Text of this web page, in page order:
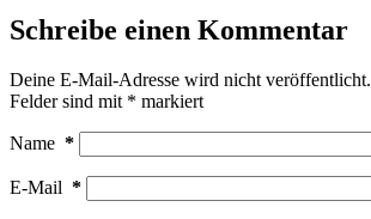
Schreibe einen Kommentar
Deine E-Mail-Adresse wird nicht veröffentlicht.
Felder sind mit * markiert
Name *
E-Mail *